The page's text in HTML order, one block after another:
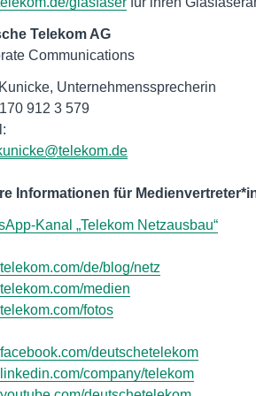
Telekom AG
Communications
Unternehmenssprecherin
912 3 579
Informationen für
Kanal „Telekom Netzausbau“
de/blog/netz
medien
fotos
deutschetelekom
company/telekom